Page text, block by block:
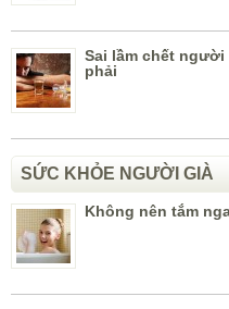
Sai lầm chết
phải
SỨC KHỎE NGƯỜI GIÀ
Không nên tắm